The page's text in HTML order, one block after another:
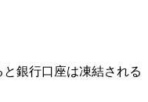
銀行口座は凍結される